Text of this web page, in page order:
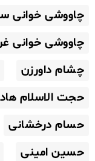
چاووشی خوانی
چاووشی خوانی
چشام داورزن
حجت الاسلام
حسام درخشانی
حسین امینی